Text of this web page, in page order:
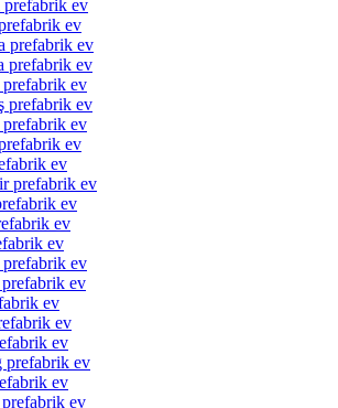
prefabrik ev
ev
prefabrik ev
prefabrik ev
prefabrik ev
prefabrik ev
ev
ev
ev
prefabrik ev
ev
ev
ev
prefabrik ev
prefabrik ev
ev
ev
ev
prefabrik ev
ev
ev